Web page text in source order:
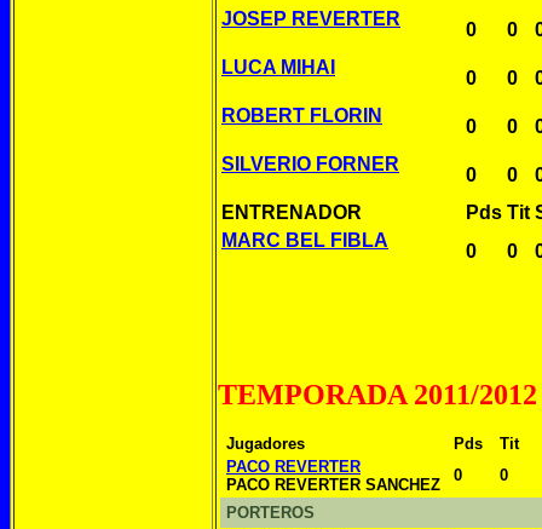
JOSEP REVERTER
0 0
LUCA MIHAI
0 0
ROBERT FLORIN
0 0
SILVERIO FORNER
0 0
ENTRENADOR
Pds Tit
MARC BEL FIBLA
0 0
TEMPORADA 2011/2012
Jugadores Pds
Tit
PACO REVERTER
PACO REVERTER SANCHEZ
0 0
PORTEROS